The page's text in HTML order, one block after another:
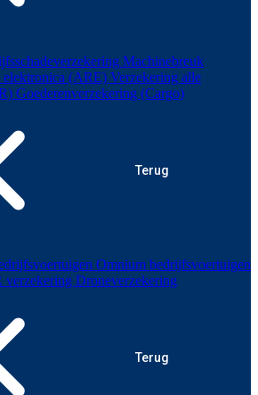
Machinebreuk
elektronica (ARE) Verzekering alle
Goederenverzekering (Cargo)
Terug
Omnium bedrijfsvoertuigen
verzekering Droneverzekering
Terug